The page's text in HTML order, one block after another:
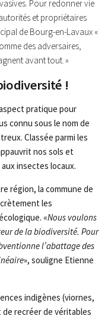
Pour redonner vie
et propriétaires
de Bourg-en-Lavaux «
des adversaires,
avant tout. »
!
pratique pour
connu sous le nom de
Classée parmi les
nos sols et
insectes locaux.
région, la commune de
les
«Nous voulons
de la biodiversité. Pour
l’abattage des
», souligne Etienne
indigènes (viornes,
recréer de véritables